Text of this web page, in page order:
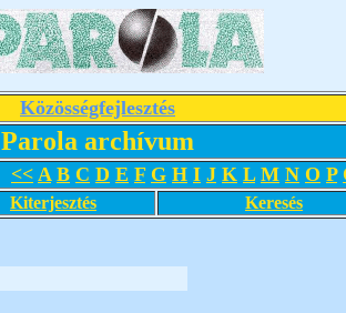
Közösségfejlesztés
Parola archívum
<< A B C D E F G H I J K L M N O P
Kiterjesztés Keresés